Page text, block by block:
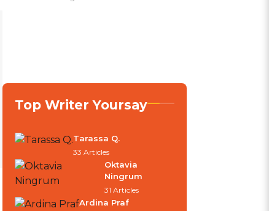
Top Writer Yoursay
Tarassa Q.
33 Articles
Oktavia
Ningrum
31 Articles
Ardina Praf